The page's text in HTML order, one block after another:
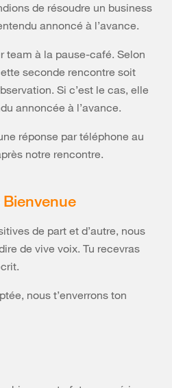
de résoudre un business
annoncé à l’avance.
team à la pause-café. Selon
seconde rencontre soit
Si c’est le cas, elle
annoncée à l’avance.
réponse par téléphone au
notre rencontre.
de part et d’autre, nous
de vive voix. Tu recevras
nous t’enverrons ton